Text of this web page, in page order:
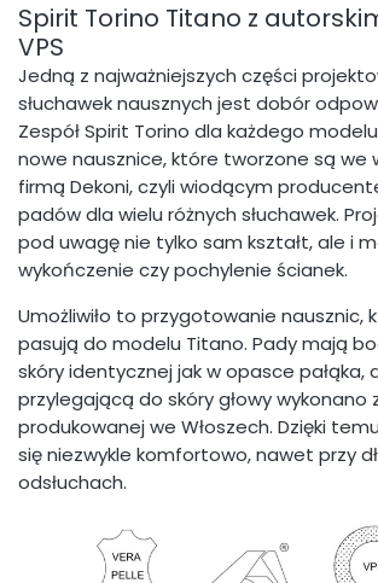
Spirit Torino Titano z
VPS
Jedną z najważniejszych części
słuchawek nausznych jest dobór
Zespół Spirit Torino dla każdego
nowe nausznice, które tworzone są we
firmą Dekoni, czyli wiodącym
padów dla wielu różnych słuchawek.
pod uwagę nie tylko sam kształt, ale i
wykończenie czy pochylenie ścianek.
Umożliwiło to przygotowanie nausznic,
pasują do modelu Titano. Pady mają
skóry identycznej jak w opasce pałąka,
przylegającą do skóry głowy wykonano
produkowanej we Włoszech. Dzięki
się niezwykle komfortowo, nawet przy
odsłuchach.